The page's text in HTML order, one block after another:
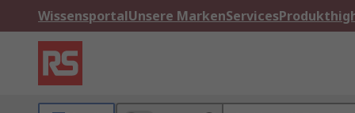
WissensportalUnsere MarkenServices